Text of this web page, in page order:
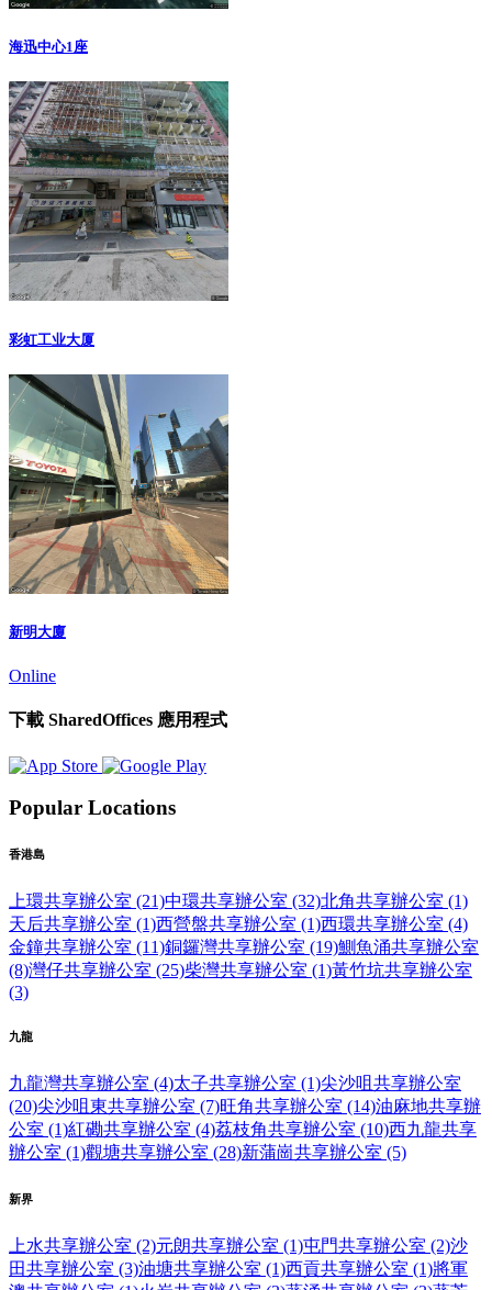
海迅中心1座
彩虹工业大厦
新明大廈
Online
下載 SharedOffices 應用程式
Popular Locations
香港島
上環共享辦公室 (21)中環共享辦公室 (32)北角共享辦公室 (1)
天后共享辦公室 (1)西營盤共享辦公室 (1)西環共享辦公室 (4)
金鐘共享辦公室 (11)銅鑼灣共享辦公室 (19)鰂魚涌共享辦公室
(8)灣仔共享辦公室 (25)柴灣共享辦公室 (1)黃竹坑共享辦公室
(3)
九龍
九龍灣共享辦公室 (4)太子共享辦公室 (1)尖沙咀共享辦公室
(20)尖沙咀東共享辦公室 (7)旺角共享辦公室 (14)油麻地共享辦
公室 (1)紅磡共享辦公室 (4)荔枝角共享辦公室 (10)西九龍共享
辦公室 (1)觀塘共享辦公室 (28)新蒲崗共享辦公室 (5)
新界
上水共享辦公室 (2)元朗共享辦公室 (1)屯門共享辦公室 (2)沙
田共享辦公室 (3)油塘共享辦公室 (1)西貢共享辦公室 (1)將軍